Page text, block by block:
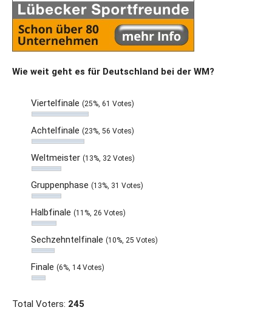
Wie weit geht es für Deutschland bei der WM?
Viertelfinale (25%, 61 Votes)
Achtelfinale (23%, 56 Votes)
Weltmeister (13%, 32 Votes)
Gruppenphase (13%, 31 Votes)
Halbfinale (11%, 26 Votes)
Sechzehntelfinale (10%, 25 Votes)
Finale (6%, 14 Votes)
Total Voters: 245